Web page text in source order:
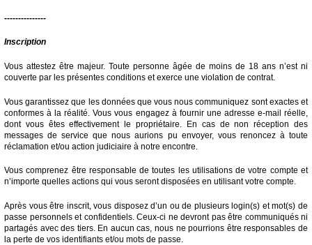
---------------
Inscription
Vous attestez être majeur. Toute personne âgée de moins de 18 ans n’est ni
couverte par les présentes conditions et exerce une violation de contrat.
Vous garantissez que les données que vous nous communiquez sont exactes et
conformes à la réalité. Vous vous engagez à fournir une adresse e-mail réelle,
dont vous êtes effectivement le propriétaire. En cas de non réception des
messages de service que nous aurions pu envoyer, vous renoncez à toute
réclamation et/ou action judiciaire à notre encontre.
Vous comprenez être responsable de toutes les utilisations de votre compte et
n’importe quelles actions qui vous seront disposées en utilisant votre compte.
Après vous être inscrit, vous disposez d’un ou de plusieurs login(s) et mot(s) de
passe personnels et confidentiels. Ceux-ci ne devront pas être communiqués ni
partagés avec des tiers. En aucun cas, nous ne pourrions être responsables de
la perte de vos identifiants et/ou mots de passe.